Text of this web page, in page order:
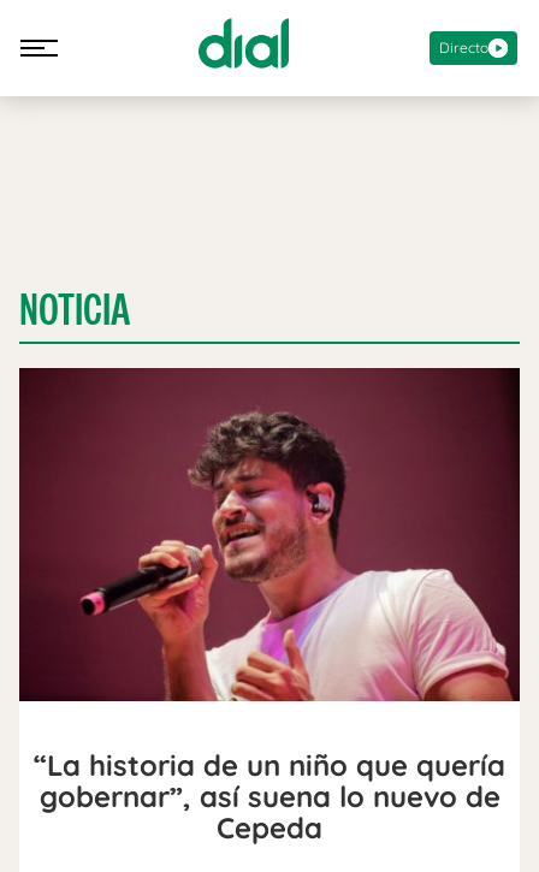
Directo
NOTICIA
“La historia de un niño que quería
gobernar”, así suena lo nuevo de
Cepeda